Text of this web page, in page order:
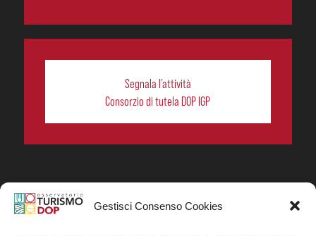
Gestisci Consenso Cookies
Segnala l’attività
Consorzio di tutela DOP IGP
In collaborazione ORIGIN ITALIA.